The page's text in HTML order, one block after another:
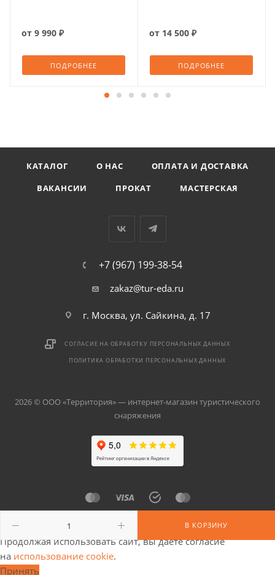
В КОРЗИНУ
от 9 990 ₽
ПОДРОБНЕЕ
от 14 500 ₽
ПОДРОБНЕЕ
КАТАЛОГ О НАС
ОПЛАТА И ДОСТАВКА
ВАКАНСИИ
ПРОКАТ МАСТЕРСКАЯ
+7 (967) 199-38-54
zakaz@tur-eda.ru
г. Москва, ул. Сайкина, д. 17
СОГЛАСИЕ НА ОБРАБОТКУ ПЕРСОНАЛЬНЫХ ДАННЫХ
ПОЛИТИКА ОБРАБОТКИ ПЕРСОНАЛЬНЫХ ДАННЫХ
2026 © ООО «Территория» — интернет-магазин туристического
снаряжения
Продолжая использовать сайт, вы даете согласие
на использование cookie.
Принять